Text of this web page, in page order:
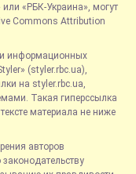
«РБК-Украина», могут
Commons Attribution
информационных
(styler.rbc.ua),
на styler.rbc.ua,
Такая гиперссылка
материала не ниже
авторов